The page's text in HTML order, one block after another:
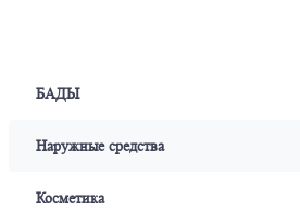
БАДЫ
Наружные средства
Косметика